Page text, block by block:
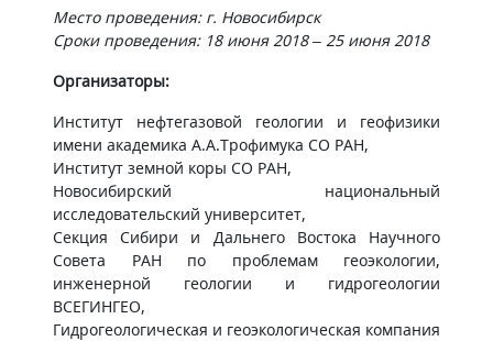
Место проведения: г. Новосибирск
Сроки проведения: 18 июня 2018 – 25 июня 2018
​Организаторы:
Институт нефтегазовой геологии и геофизики
имени академика А.А.Трофимука СО РАН,
​Институт земной коры СО РАН,
Новосибирский национальный
исследовательский университет,
Секция Сибири и Дальнего Востока Научного
Совета РАН по проблемам геоэкологии,
инженерной геологии и гидрогеологии
ВСЕГИНГЕО,
Гидрогеологическая и геоэкологическая компания